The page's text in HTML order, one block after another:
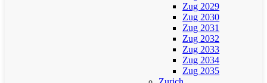
Zug 2029
Zug 2030
Zug 2031
Zug 2032
Zug 2033
Zug 2034
Zug 2035